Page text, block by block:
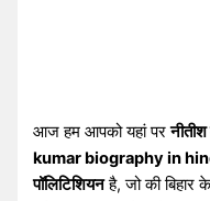
आज हम आपको यहां पर
kumar biography in
पॉलिटिशियनहै, जो की बिहार